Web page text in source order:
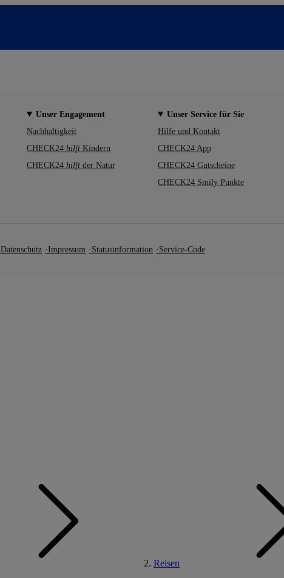
Unser Engagement
Nachhaltigkeit
CHECK24 hilft Kindern
CHECK24 hilft der Natur
Unser Service für Sie
Hilfe und Kontakt
CHECK24 App
CHECK24 Gutscheine
CHECK24 Smily Punkte
Datenschutz Impressum Statusinformation Service-Code
Reisen